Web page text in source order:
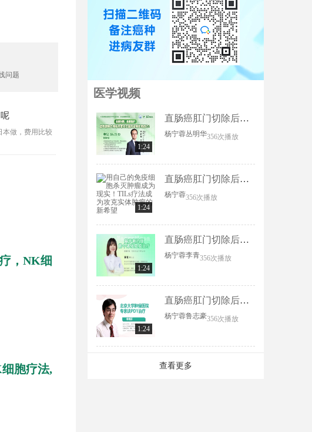
问题
本做，费用比较
，NK细
胞疗法,
医学视频
1:24
直肠癌肛门切除后恢复要多久？
杨宁蓉丛明华356次播放
1:24
直肠癌肛门切除后恢复要多久？
杨宁蓉356次播放
1:24
直肠癌肛门切除后恢复要多久？
杨宁蓉李青356次播放
1:24
直肠癌肛门切除后恢复要多久？
杨宁蓉鲁志豪356次播放
查看更多